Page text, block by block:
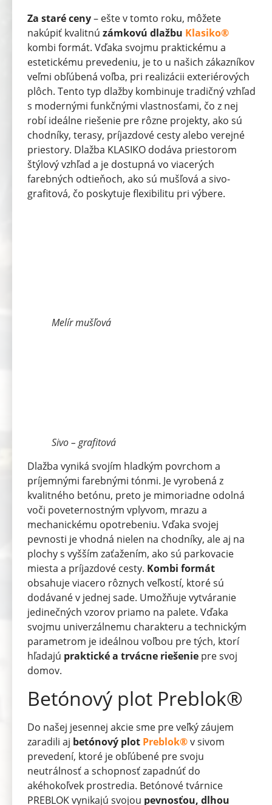
Za staré ceny– ešte v tomto roku, môžete
nakúpiť kvalitnú zámkovú dlažbu Klasiko®
kombi formát. Vďaka svojmu praktickému a
estetickému prevedeniu, je to u našich zákazníkov
veľmi obľúbená voľba, pri realizácii exteriérových
plôch. Tento typ dlažby kombinuje tradičný vzhľad
s modernými funkčnými vlastnosťami, čo z nej
robí ideálne riešenie pre rôzne projekty, ako sú
chodníky, terasy, príjazdové cesty alebo verejné
priestory. Dlažba KLASIKO dodáva priestorom
štýlový vzhľad a je dostupná vo viacerých
farebných odtieňoch, ako sú mušľová a sivo-
grafitová, čo poskytuje flexibilitu pri výbere.
Melír mušľová
Sivo – grafitová
Dlažba vyniká svojím hladkým povrchom a
príjemnými farebnými tónmi. Je vyrobená z
kvalitného betónu, preto je mimoriadne odolná
voči poveternostným vplyvom, mrazu a
mechanickému opotrebeniu. Vďaka svojej
pevnosti je vhodná nielen na chodníky, ale aj na
plochy s vyšším zaťažením, ako sú parkovacie
miesta a príjazdové cesty. Kombi formát
obsahuje viacero rôznych veľkostí, ktoré sú
dodávané v jednej sade. Umožňuje vytváranie
jedinečných vzorov priamo na palete. Vďaka
svojmu univerzálnemu charakteru a technickým
parametrom je ideálnou voľbou pre tých, ktorí
hľadajú praktické a trvácne riešenie pre svoj
domov.
Betónový plot Preblok®
Do našej jesennej akcie sme pre veľký záujem
zaradili aj betónový plot Preblok®v sivom
prevedení, ktoré je obľúbené pre svoju
neutrálnosť a schopnosť zapadnúť do
akéhokoľvek prostredia. Betónové tvárnice
PREBLOK vynikajú svojou pevnosťou, dlhou